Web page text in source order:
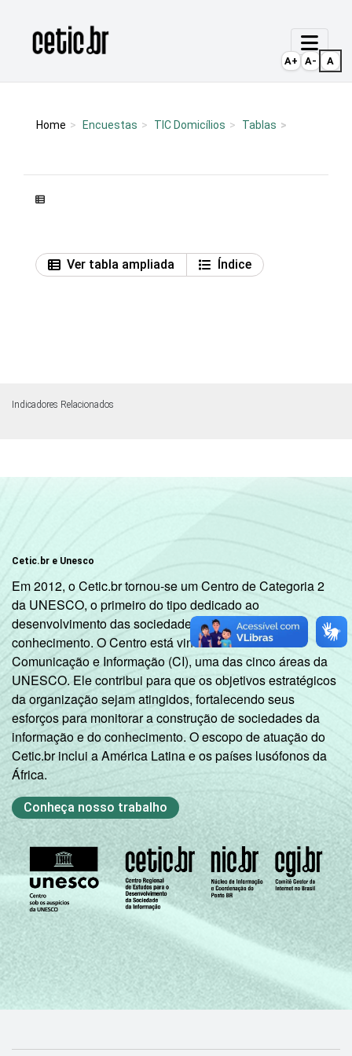
Página inicial
Home Encuestas TIC Domicílios Tablas
Ver tabla ampliada Índice
Indicadores Relacionados
Cetic.br e Unesco
Em 2012, o Cetic.br tornou-se um Centro de Categoria 2
da UNESCO, o primeiro do tipo dedicado ao
desenvolvimento das sociedades da informação e do
conhecimento. O Centro está vinculado ao Setor de
Comunicação e Informação (CI), uma das cinco áreas da
UNESCO. Ele contribui para que os objetivos estratégicos
da organização sejam atingidos, fortalecendo seus
esforços para monitorar a construção de sociedades da
informação e do conhecimento. O escopo de atuação do
Cetic.br inclui a América Latina e os países lusófonos da
África.
Conheça nosso trabalho
A+ A- A